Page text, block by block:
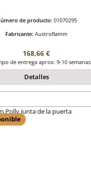
de producto: 01070295
Fabricante: Austroflamm
Precio normal:
168,66 €
de entrega aprox. 9-10 semanas
Detalles